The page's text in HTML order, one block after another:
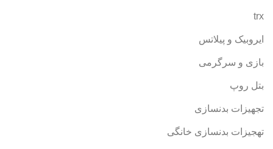
trx
ایروبیک و پیلاتس
بازی و سرگرمی
بتل روپ
تجهیزات بدنسازی
تهجیزات بدنسازی خانگی